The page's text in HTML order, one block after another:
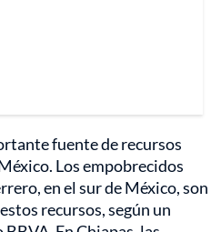
fuente de recursos
Los empobrecidos
en el sur de México, son
recursos, según un